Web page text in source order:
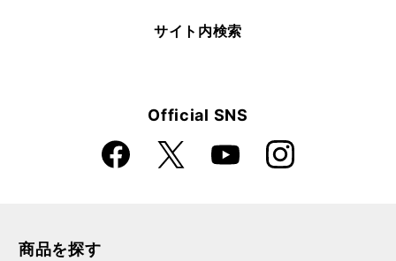
サイト内検索
Official SNS
Faceboo
k
X YouTube Instagra
m
商品を探す